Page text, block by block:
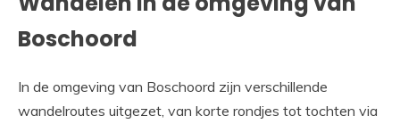
Boschoord
In de omgeving van Boschoord zijn verschillende
wandelroutes uitgezet, van korte rondjes tot tochten via